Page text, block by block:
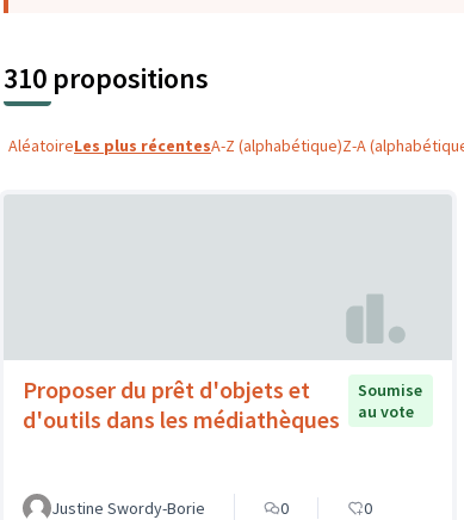
310 propositions
AléatoireLes plus récentesA-Z (alphabétique)Z-A
Proposer du prêt d'objets et
d'outils dans les médiathèques
Soumise
au vote
Justine Swordy-Borie 0 0